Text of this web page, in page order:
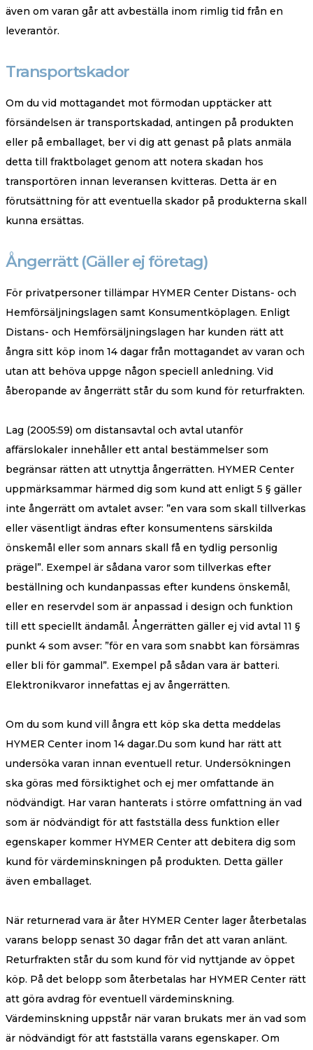
även om varan går att avbeställa inom rimlig tid från en
leverantör.
Transportskador
Om du vid mottagandet mot förmodan upptäcker att
försändelsen är transportskadad, antingen på produkten
eller på emballaget, ber vi dig att genast på plats anmäla
detta till fraktbolaget genom att notera skadan hos
transportören innan leveransen kvitteras. Detta är en
förutsättning för att eventuella skador på produkterna skall
kunna ersättas.
Ångerrätt (Gäller ej företag)
För privatpersoner tillämpar HYMER Center Distans- och
Hemförsäljningslagen samt Konsumentköplagen. Enligt
Distans- och Hemförsäljningslagen har kunden rätt att
ångra sitt köp inom 14 dagar från mottagandet av varan och
utan att behöva uppge någon speciell anledning. Vid
åberopande av ångerrätt står du som kund för returfrakten.
Lag (2005:59) om distansavtal och avtal utanför
affärslokaler innehåller ett antal bestämmelser som
begränsar rätten att utnyttja ångerrätten. HYMER Center
uppmärksammar härmed dig som kund att enligt 5 § gäller
inte ångerrätt om avtalet avser: ”en vara som skall tillverkas
eller väsentligt ändras efter konsumentens särskilda
önskemål eller som annars skall få en tydlig personlig
prägel”. Exempel är sådana varor som tillverkas efter
beställning och kundanpassas efter kundens önskemål,
eller en reservdel som är anpassad i design och funktion
till ett speciellt ändamål. Ångerrätten gäller ej vid avtal 11 §
punkt 4 som avser: ”för en vara som snabbt kan försämras
eller bli för gammal”. Exempel på sådan vara är batteri.
Elektronikvaror innefattas ej av ångerrätten.
Om du som kund vill ångra ett köp ska detta meddelas
HYMER Center inom 14 dagar.Du som kund har rätt att
undersöka varan innan eventuell retur. Undersökningen
ska göras med försiktighet och ej mer omfattande än
nödvändigt. Har varan hanterats i större omfattning än vad
som är nödvändigt för att fastställa dess funktion eller
egenskaper kommer HYMER Center att debitera dig som
kund för värdeminskningen på produkten. Detta gäller
även emballaget.
När returnerad vara är åter HYMER Center lager återbetalas
varans belopp senast 30 dagar från det att varan anlänt.
Returfrakten står du som kund för vid nyttjande av öppet
köp. På det belopp som återbetalas har HYMER Center rätt
att göra avdrag för eventuell värdeminskning.
Värdeminskning uppstår när varan brukats mer än vad som
är nödvändigt för att fastställa varans egenskaper. Om